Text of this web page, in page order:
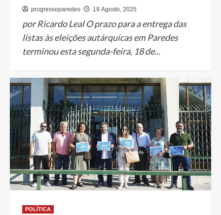
progressoparedes 19 Agosto, 2025
por Ricardo Leal O prazo para a entrega das
listas às eleições autárquicas em Paredes
terminou esta segunda-feira, 18 de...
POLÍTICA